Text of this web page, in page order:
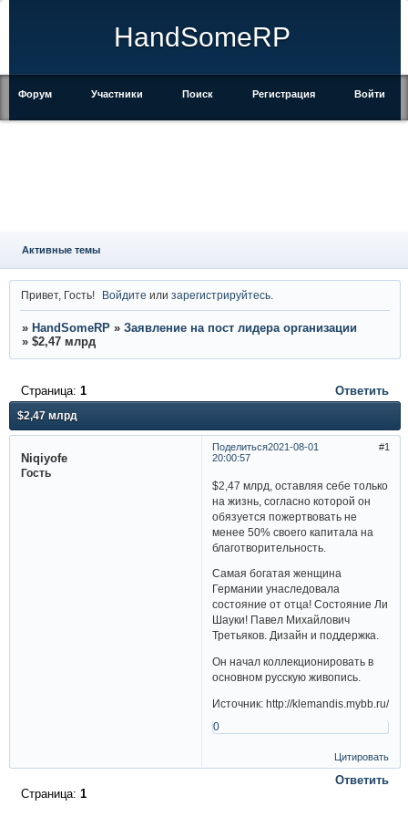
HandSomeRP
Форум Участники Поиск Регистрация Войти
Активные темы
Привет, Гость! Войдите илизарегистрируйтесь
» HandSomeRP » Заявление на пост лидера организации
» $2,47 млрд
$2,47 млрд
Страница: 1 Ответить
Поделиться 1
2021-08-01
20:00:57
Niqiyofe
Гость
$2,47 млрд, оставляя себе только
на жизнь, согласно которой он
обязуется пожертвовать не
менее 50% своего капитала на
благотворительность.
Самая богатая женщина
Германии унаследовала
состояние от отца! Состояние Ли
Шауки! Павел Михайлович
Третьяков. Дизайн и поддержка.
Он начал коллекционировать в
основном русскую живопись.
Источник: http://klemandis.mybb.ru/
0
Цитировать
Ответить
Страница: 1